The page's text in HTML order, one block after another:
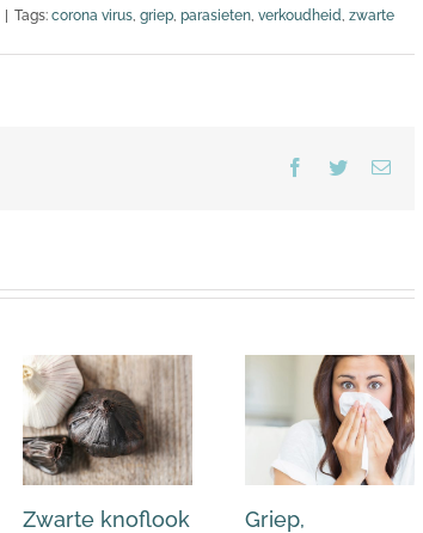
Tags: corona virus, griep, parasieten, verkoudheid, zwarte
Facebook
TwitterE-
Zwarte knoflook
Griep,